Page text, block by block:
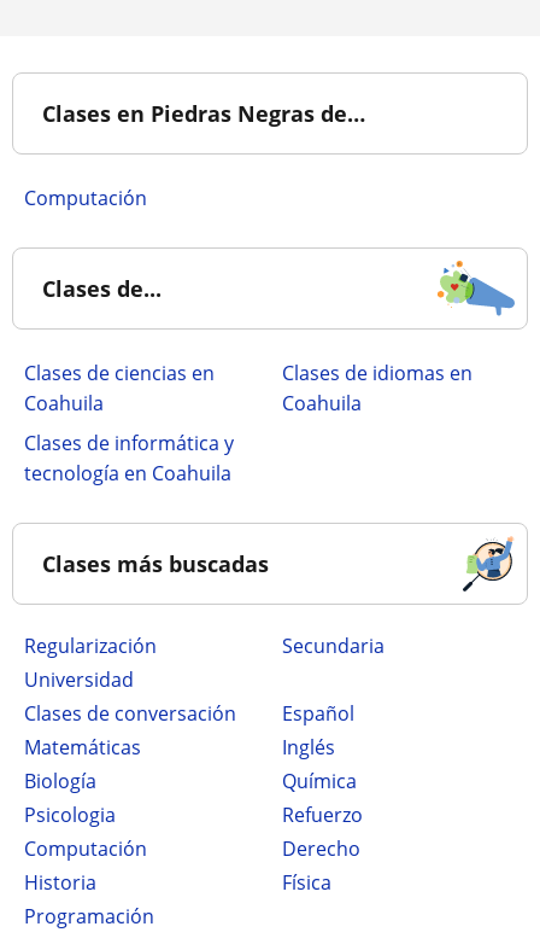
Clases en Piedras Negras de…
Computación
Clases de...
Clases de ciencias en
Coahuila
Clases de idiomas en
Coahuila
Clases de informática y
tecnología en Coahuila
Clases más buscadas
Regularización
secundaria
Universidad
Clases de conversación
Español
Matemáticas
Inglés
Biología
Química
Psicologia
Refuerzo
Computación
Derecho
Historia
Física
Programación